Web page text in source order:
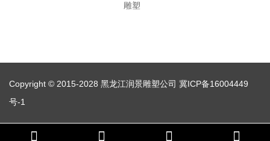
雕塑
Copyright © 2015-2028 黑龙江润景雕塑公司 冀ICP备16004449
号-1